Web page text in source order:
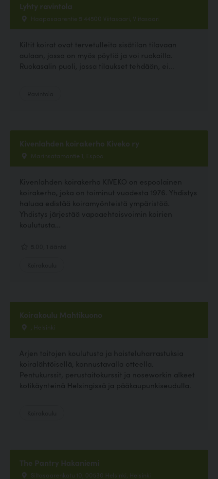
Lyhty ravintola
Haapasaarentie 5 44500 Viitasaari, Viitasaari
Kiltit koirat ovat tervetulleita sisätilan tilavaan
aulaan, jossa on myös pöytiä ja voi ruokailla.
Ruokasalin puoli, jossa tilaukset tehdään, ei...
Kivenlahden koirakerho Kiveko ry
Marinsatamantie 1, Espoo
Kivenlahden koirakerho KIVEKO on espoolainen
koirakerho, joka on toiminut vuodesta 1976. Yhdistys
haluaa edistää koiramyönteistä ympäristöä.
Yhdistys järjestää vapaaehtoisvoimin koirien
koulutusta...
Koirakoulu Mahtikuono
, Helsinki
Arjen taitojen koulutusta ja haisteluharrastuksia
koiralähtöisellä, kannustavalla otteella.
Pentukurssit, perustaitokurssit ja noseworkin alkeet
kotikäynteinä Helsingissä ja pääkaupunkiseudulla.
The Pantry Hakaniemi
Siltasaarenkatu 10, 00530 Helsinki, Helsinki